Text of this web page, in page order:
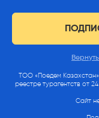
ТОО «Поедем
реестре турагентств от
Сайт